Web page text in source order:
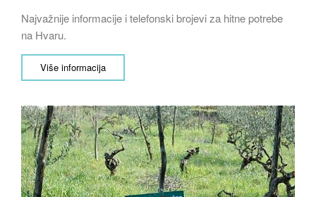
Najvažnije informacije i telefonski brojevi za hitne potrebe
na Hvaru.
Više informacija